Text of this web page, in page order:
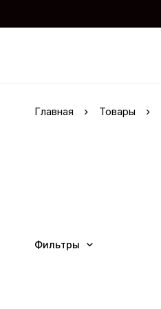
Главная Товары
Фильтры